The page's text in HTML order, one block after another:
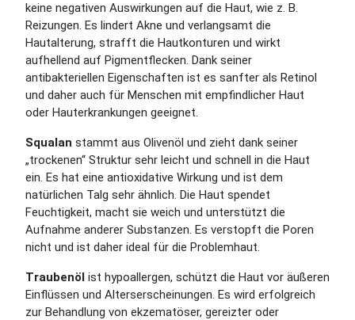
keine negativen Auswirkungen auf die Haut, wie z. B.
Reizungen. Es lindert Akne und verlangsamt die
Hautalterung, strafft die Hautkonturen und wirkt
aufhellend auf Pigmentflecken. Dank seiner
antibakteriellen Eigenschaften ist es sanfter als Retinol
und daher auch für Menschen mit empfindlicher Haut
oder Hauterkrankungen geeignet.
Squalan stammt aus Olivenöl und zieht dank seiner
„trockenen“ Struktur sehr leicht und schnell in die Haut
ein. Es hat eine antioxidative Wirkung und ist dem
natürlichen Talg sehr ähnlich. Die Haut spendet
Feuchtigkeit, macht sie weich und unterstützt die
Aufnahme anderer Substanzen. Es verstopft die Poren
nicht und ist daher ideal für die Problemhaut.
Traubenöl ist hypoallergen, schützt die Haut vor äußeren
Einflüssen und Alterserscheinungen. Es wird erfolgreich
zur Behandlung von ekzematöser, gereizter oder